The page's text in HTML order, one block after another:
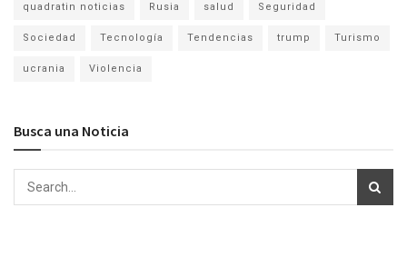
quadratin noticias Rusia salud Seguridad
Sociedad Tecnología Tendencias trump Turismo
ucrania Violencia
Busca una Noticia